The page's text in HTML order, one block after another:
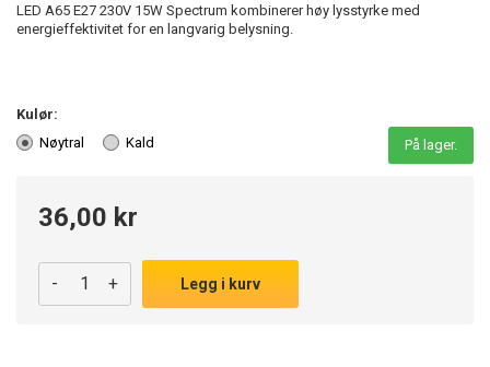
LED A65 E27 230V 15W Spectrum kombinerer høy lysstyrke med
energieffektivitet for en langvarig belysning.
Kulør:
Nøytral
Kald På lager.
36,00 kr
- + Legg i kurv